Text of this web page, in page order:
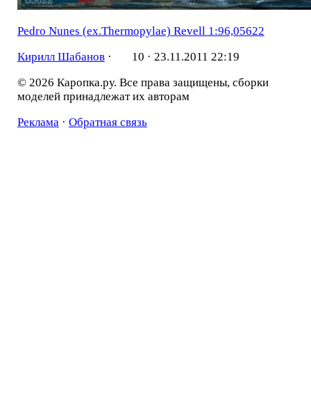
Pedro Nunes (ex.Thermopylae) Revell 1:96,05622
Кирилл Шабанов· 10 · 23.11.2011 22:19
© 2026 Каропка.ру. Все права защищены, сборки
моделей принадлежат их авторам
Реклама · Обратная связь